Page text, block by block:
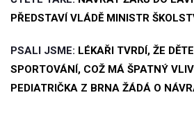
PŘEDSTAVÍ VLÁDĚ MINISTR
PSALI JSME: LÉKAŘI TVRDÍ, ŽE
SPORTOVÁNÍ, COŽ MÁ ŠPATNÝ
PEDIATRIČKA Z BRNA ŽÁDÁ O